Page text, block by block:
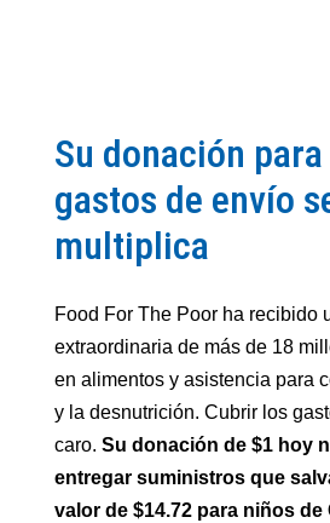
Su donación
gastos de envío
multiplica
Food For The Poor ha recibido
extraordinaria de más de 18
en alimentos y asistencia para
y la desnutrición. Cubrir los
caro. Su donación de $1 hoy
entregar suministros que
valor de $14.72 para niños de